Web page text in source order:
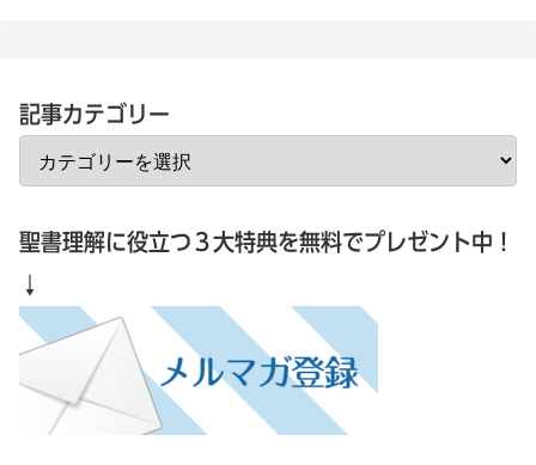
記事カテゴリー
聖書理解に役立つ３大特典を無料でプレゼント中！
↓